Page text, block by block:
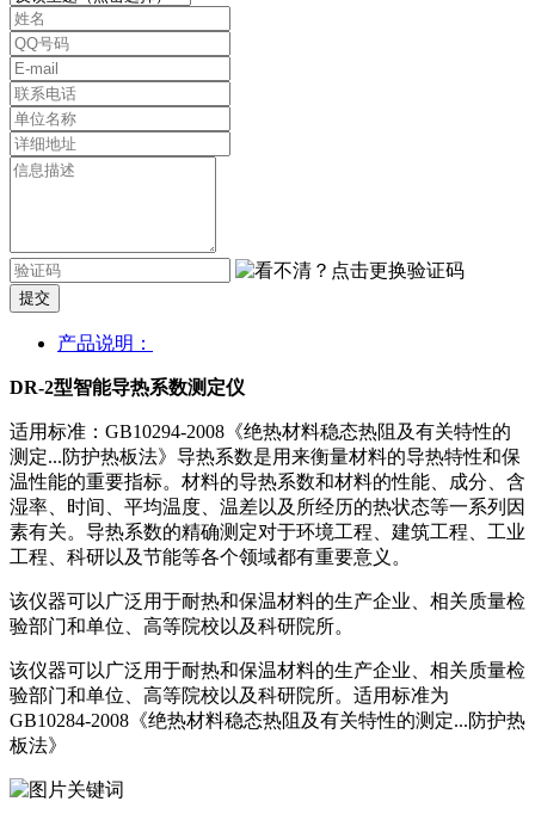
提交
产品说明：
DR-2型智能导热系数测定仪
适用标准：GB10294-2008《绝热材料稳态热阻及有关特性的
测定...防护热板法》导热系数是用来衡量材料的导热特性和保
温性能的重要指标。材料的导热系数和材料的性能、成分、含
湿率、时间、平均温度、温差以及所经历的热状态等一系列因
素有关。导热系数的精确测定对于环境工程、建筑工程、工业
工程、科研以及节能等各个领域都有重要意义。
该仪器可以广泛用于耐热和保温材料的生产企业、相关质量检
验部门和单位、高等院校以及科研院所。
该仪器可以广泛用于耐热和保温材料的生产企业、相关质量检
验部门和单位、高等院校以及科研院所。适用标准为
GB10284-2008《绝热材料稳态热阻及有关特性的测定...防护热
板法》